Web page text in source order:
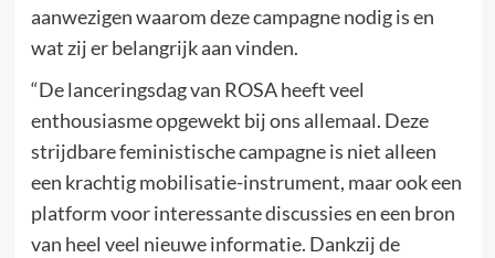
aanwezigen waarom deze campagne nodig is en
wat zij er belangrijk aan vinden.
“De lanceringsdag van ROSA heeft veel
enthousiasme opgewekt bij ons allemaal. Deze
strijdbare feministische campagne is niet alleen
een krachtig mobilisatie-instrument, maar ook een
platform voor interessante discussies en een bron
van heel veel nieuwe informatie. Dankzij de